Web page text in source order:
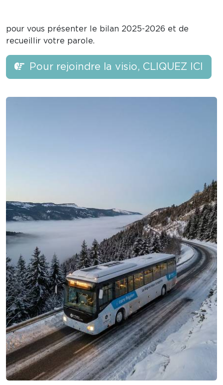
pour vous présenter le bilan 2025-2026 et de
recueillir votre parole.
Pour rejoindre la visio, CLIQUEZ ICI